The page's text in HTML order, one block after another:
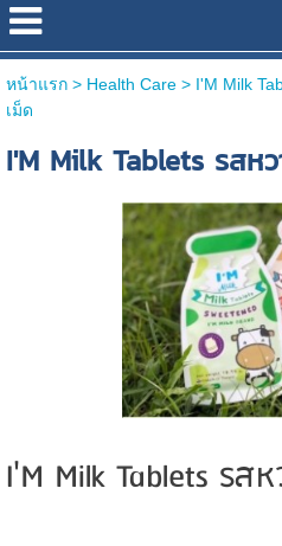
หน้าแรก> Health Care > I'M Milk
เม็ด
I'M Milk Tablets รสห
I'M Milk Tablets รส